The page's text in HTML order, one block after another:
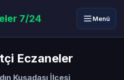
7/24 Menü
Eczaneler
Kuşadası İlçesi